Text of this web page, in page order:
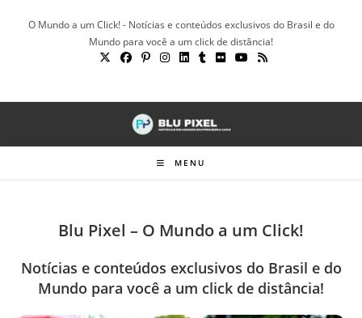
O Mundo a um Click! - Notícias e conteúdos exclusivos do Brasil e do
Mundo para você a um click de distância!
MENU
Blu Pixel – O Mundo a um Click!
Notícias e conteúdos exclusivos do Brasil e do
Mundo para você a um click de distância!